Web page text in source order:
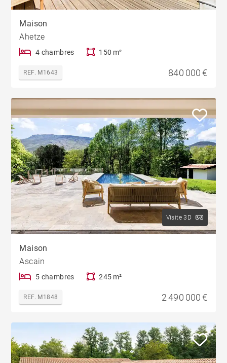
Maison
Ahetze
4 chambres 150 m²
REF. M1643 840 000 €
Visite 3D
Maison
Ascain
5 chambres 245 m²
REF. M1848 2 490 000 €